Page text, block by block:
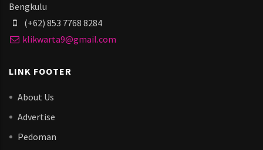
Bengkulu
(+62) 853 7768 8284
klikwarta9@gmail.com
LINK FOOTER
About Us
Advertise
Pedoman